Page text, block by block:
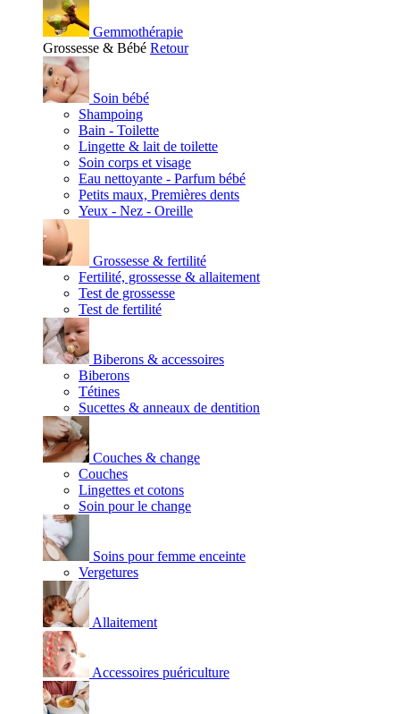
Gemmothérapie
Grossesse & Bébé Retour
Soin bébé
Shampoing
Bain - Toilette
Lingette & lait de toilette
Soin corps et visage
Eau nettoyante - Parfum bébé
Petits maux, Premières dents
Yeux - Nez - Oreille
Grossesse & fertilité
Fertilité, grossesse & allaitement
Test de grossesse
Test de fertilité
Biberons & accessoires
Biberons
Tétines
Sucettes & anneaux de dentition
Couches & change
Couches
Lingettes et cotons
Soin pour le change
Soins pour femme enceinte
Vergetures
Allaitement
Accessoires puériculture